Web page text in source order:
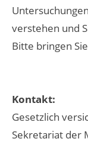
verstehen und
Bitte bringen
Kontakt:
Gesetzlich
Sekretariat der